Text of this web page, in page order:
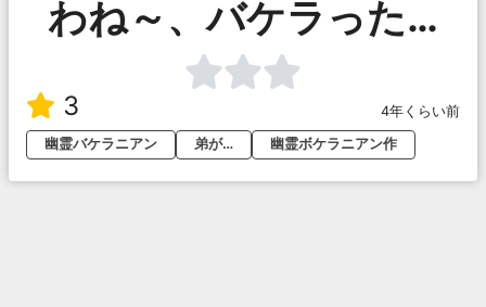
わね～、バケラった…
3
4年くらい前
幽霊バケラニアン
弟が… 幽霊ボケラニアン作